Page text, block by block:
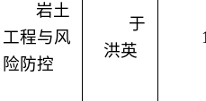
岩土
工程与风
险防控
于
洪英